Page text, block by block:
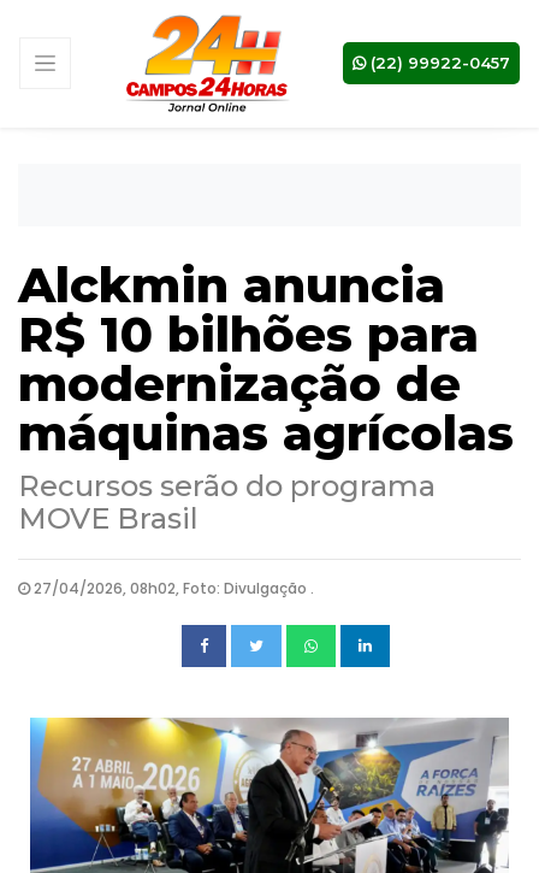
(22) 99922-0457
Alckmin anuncia
R$ 10 bilhões para
modernização de
máquinas agrícolas
Recursos serão do programa
MOVE Brasil
27/04/2026, 08h02, Foto: Divulgação .